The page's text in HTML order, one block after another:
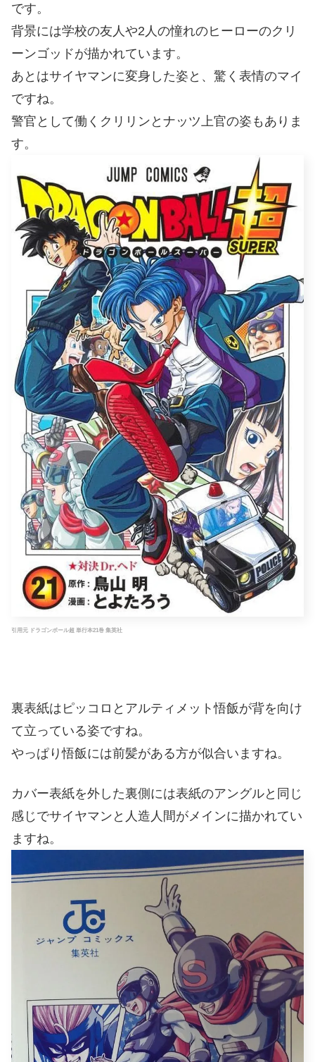
です。
背景には学校の友人や2人の憧れのヒーローのクリ
ーンゴッドが描かれています。
あとはサイヤマンに変身した姿と、驚く表情のマイ
ですね。
警官として働くクリリンとナッツ上官の姿もありま
す。
引用元 ドラゴンボール超 単行本21巻 集英社
裏表紙はピッコロとアルティメット悟飯が背を向け
て立っている姿ですね。
やっぱり悟飯には前髪がある方が似合いますね。
カバー表紙を外した裏側には表紙のアングルと同じ
感じでサイヤマンと人造人間がメインに描かれてい
ますね。